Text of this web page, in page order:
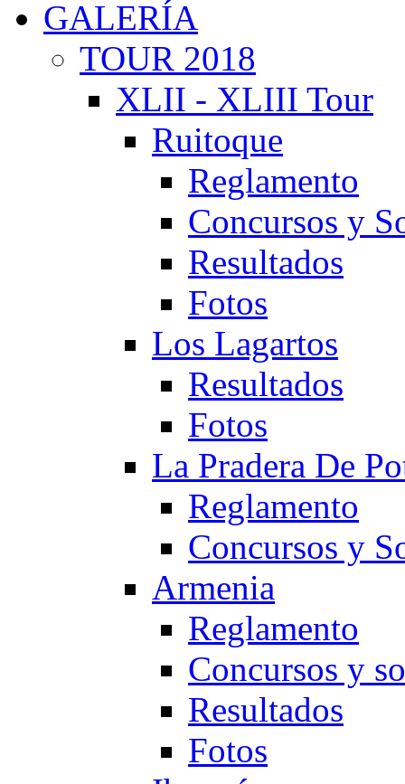
GALERÍA
TOUR 2018
XLII - XLIII Tour
Ruitoque
Reglamento
Concursos y
Resultados
Fotos
Los Lagartos
Resultados
Fotos
La Pradera De
Reglamento
Concursos y
Armenia
Reglamento
Concursos y
Resultados
Fotos